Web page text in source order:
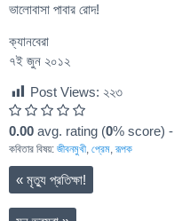
ভালোবাসা পাবার রোদ!
ক্যানবেরা
৭ই জুন ২০১২
Post Views: ২২৩
0.00 avg. rating (0% score) -
কবিতার বিষয়: জীবনমুখী, প্রেম,রূপক
« মৃত্যু প্রতিক্ষা!